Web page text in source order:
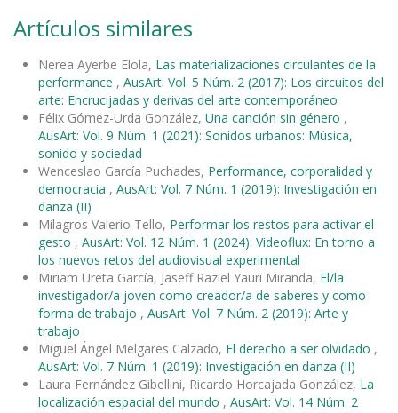
Artículos similares
Nerea Ayerbe Elola, Las materializaciones circulantes de la
performance , AusArt: Vol. 5 Núm. 2 (2017): Los circuitos del
arte: Encrucijadas y derivas del arte contemporáneo
Félix Gómez-Urda González, Una canción sin género ,
AusArt: Vol. 9 Núm. 1 (2021): Sonidos urbanos: Música,
sonido y sociedad
Wenceslao García Puchades, Performance, corporalidad y
democracia , AusArt: Vol. 7 Núm. 1 (2019): Investigación en
danza (II)
Milagros Valerio Tello, Performar los restos para activar el
gesto , AusArt: Vol. 12 Núm. 1 (2024): Videoflux: En torno a
los nuevos retos del audiovisual experimental
Miriam Ureta García, Jaseff Raziel Yauri Miranda, El/la
investigador/a joven como creador/a de saberes y como
forma de trabajo , AusArt: Vol. 7 Núm. 2 (2019): Arte y
trabajo
Miguel Ángel Melgares Calzado, El derecho a ser olvidado ,
AusArt: Vol. 7 Núm. 1 (2019): Investigación en danza (II)
Laura Fernández Gibellini, Ricardo Horcajada González, La
localización espacial del mundo , AusArt: Vol. 14 Núm. 2